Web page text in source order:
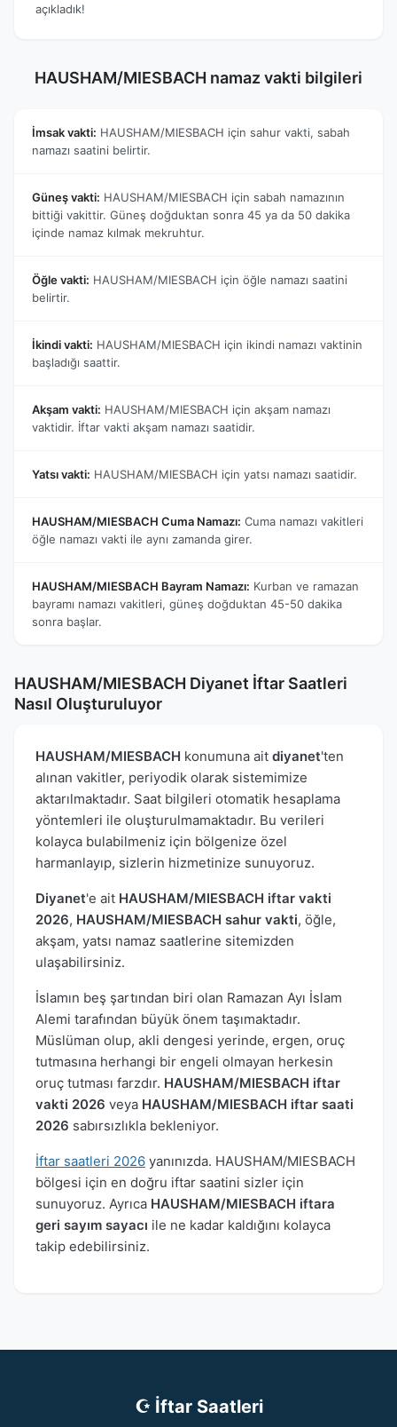
açıkladık!
HAUSHAM/MIESBACH namaz vakti bilgileri
İmsak vakti: HAUSHAM/MIESBACH için sahur vakti, sabah
namazı saatini belirtir.
Güneş vakti: HAUSHAM/MIESBACH için sabah namazının
bittiği vakittir. Güneş doğduktan sonra 45 ya da 50 dakika
içinde namaz kılmak mekruhtur.
Öğle vakti: HAUSHAM/MIESBACH için öğle namazı saatini
belirtir.
İkindi vakti: HAUSHAM/MIESBACH için ikindi namazı vaktinin
başladığı saattir.
Akşam vakti: HAUSHAM/MIESBACH için akşam namazı
vaktidir. İftar vakti akşam namazı saatidir.
Yatsı vakti: HAUSHAM/MIESBACH için yatsı namazı saatidir.
HAUSHAM/MIESBACH Cuma Namazı: Cuma namazı vakitleri
öğle namazı vakti ile aynı zamanda girer.
HAUSHAM/MIESBACH Bayram Namazı: Kurban ve ramazan
bayramı namazı vakitleri, güneş doğduktan 45-50 dakika
sonra başlar.
HAUSHAM/MIESBACH Diyanet İftar Saatleri
Nasıl Oluşturuluyor
HAUSHAM/MIESBACH konumuna ait diyanet'ten
alınan vakitler, periyodik olarak sistemimize
aktarılmaktadır. Saat bilgileri otomatik hesaplama
yöntemleri ile oluşturulmamaktadır. Bu verileri
kolayca bulabilmeniz için bölgenize özel
harmanlayıp, sizlerin hizmetinize sunuyoruz.
Diyanet'e ait HAUSHAM/MIESBACH iftar vakti
2026, HAUSHAM/MIESBACH sahur vakti, öğle,
akşam, yatsı namaz saatlerine sitemizden
ulaşabilirsiniz.
İslamın beş şartından biri olan Ramazan Ayı İslam
Alemi tarafından büyük önem taşımaktadır.
Müslüman olup, akli dengesi yerinde, ergen, oruç
tutmasına herhangi bir engeli olmayan herkesin
oruç tutması farzdır. HAUSHAM/MIESBACH iftar
vakti 2026 veya HAUSHAM/MIESBACH iftar saati
2026 sabırsızlıkla bekleniyor.
İftar saatleri 2026 yanınızda. HAUSHAM/MIESBACH
bölgesi için en doğru iftar saatini sizler için
sunuyoruz. Ayrıca HAUSHAM/MIESBACH iftara
geri sayım sayacı ile ne kadar kaldığını kolayca
takip edebilirsiniz.
☪ İftar Saatleri